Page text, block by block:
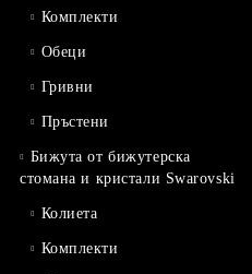
Комплекти
Обеци
Гривни
Пръстени
Бижута от бижутерска
стомана и кристали Swarovski
Колиета
Комплекти